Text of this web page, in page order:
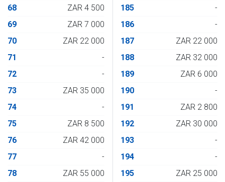
68
ZAR 4 500
69
ZAR 7 000
70
ZAR 22 000
71
-
72
-
73
ZAR 35 000
74
-
75
ZAR 8 500
76
ZAR 42 000
77
-
78
ZAR 55 000
185
-
186
-
187
ZAR 22 000
188
ZAR 32 000
189
ZAR 6 000
190
-
191
ZAR 2 800
192
ZAR 30 000
193
-
194
-
195
ZAR 25 000